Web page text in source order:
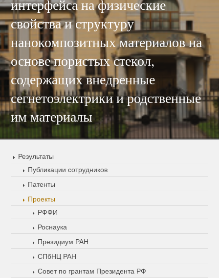
интерфейса на физические
свойства и структуру
нанокомпозитных материалов на
основе пористых стекол,
содержащих внедренные
сегнетоэлектрики и родственные
им материалы
Результаты
Публикации сотрудников
Патенты
Проекты
РФФИ
Роснаука
Президиум РАН
СПбНЦ РАН
Совет по грантам Президента РФ